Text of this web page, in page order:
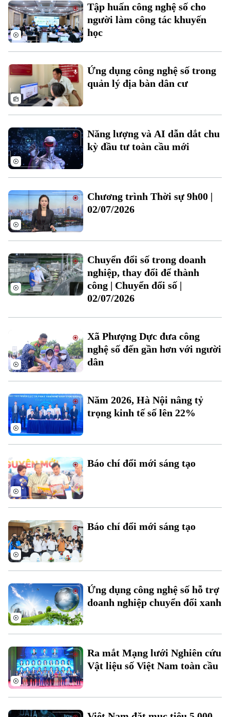
Chuyên mục
Thời sự
Hà Nội
Chính trị
An ninh trật tự
Công nghệ
Hà Nội
Nhịp sống Hà Nội
Người Hà Nội
Khoảnh khắc Hà Nội
Ẩm thực
Thế giới
Tin tức
Quân sự
Người Việt 4 phương
Kinh tế
Tin tức
Tài chính Ngân hàng
Nhà đất
Tin tức
Đầu tư
Căn hộ
Đất đai
Kinh nghiệm
Tàu và Xe
Ô tô
Xe máy
Thị trường
Đánh giá
Giáo dục
Tin tức
Tuyển sinh
Văn hóa
Tin tức
Sức khỏe
Dinh dưỡng
Tư vấn sức khỏe
Bóng đá
Quần vợt
Giải trí
Tin tức
Sao
Điện ảnh
Âm nhạc
Đã phát sóng
Tập huấn công nghệ số cho
người làm công tác khuyến
học
Ứng dụng công nghệ số trong
quản lý địa bàn dân cư
Năng lượng và AI dẫn dắt chu
kỳ đầu tư toàn cầu mới
Chương trình Thời sự 9h00 |
02/07/2026
Chuyển đổi số trong doanh
nghiệp, thay đổi để thành
công | Chuyển đổi số |
02/07/2026
Xã Phượng Dực đưa công
nghệ số đến gần hơn với người
dân
Năm 2026, Hà Nội nâng tỷ
trọng kinh tế số lên 22%
Báo chí đổi mới sáng tạo
Báo chí đổi mới sáng tạo
Ứng dụng công nghệ số hỗ trợ
doanh nghiệp chuyển đổi xanh
Ra mắt Mạng lưới Nghiên cứu
Vật liệu số Việt Nam toàn cầu